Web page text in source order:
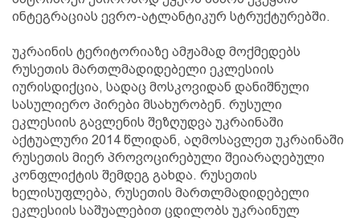
ინტეგრაციას ევრო-ატლანტიკურ სტრუქტურებში.
უკრაინის ტერიტორიაზე ამჟამად მოქმედებს
რუსეთის მართლმადიდებელი ეკლესიის
იურისდიქცია, სადაც მოსკოვიდან დანიშნული
სასულიერო პირები მსახურობენ. რუსული
ეკლესიის გავლენის შეზღუდვა უკრაინაში
აქტუალური 2014 წლიდან, აღმოსავლეთ უკრაინაში
რუსეთის მიერ პროვოცირებული შეიარაღებული
კონფლიქტის შემდეგ გახდა. რუსეთის
ხელისუფლება, რუსეთის მართლმადიდებელი
ეკლესიის საშუალებით ცდილობს უკრაინულ